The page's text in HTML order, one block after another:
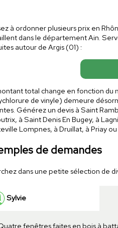
à ordonner plusieurs prix en
dans le département Ain.
autour de Argis (01) :
total change en fonction du
de vinyle) demeure
Générez un devis à Saint
à Saint Denis En Bugey, à
Lompnes, à Druillat, à Priay ou
de demandes
dans une petite sélection de
Sylvie
fenêtres faites en bois à